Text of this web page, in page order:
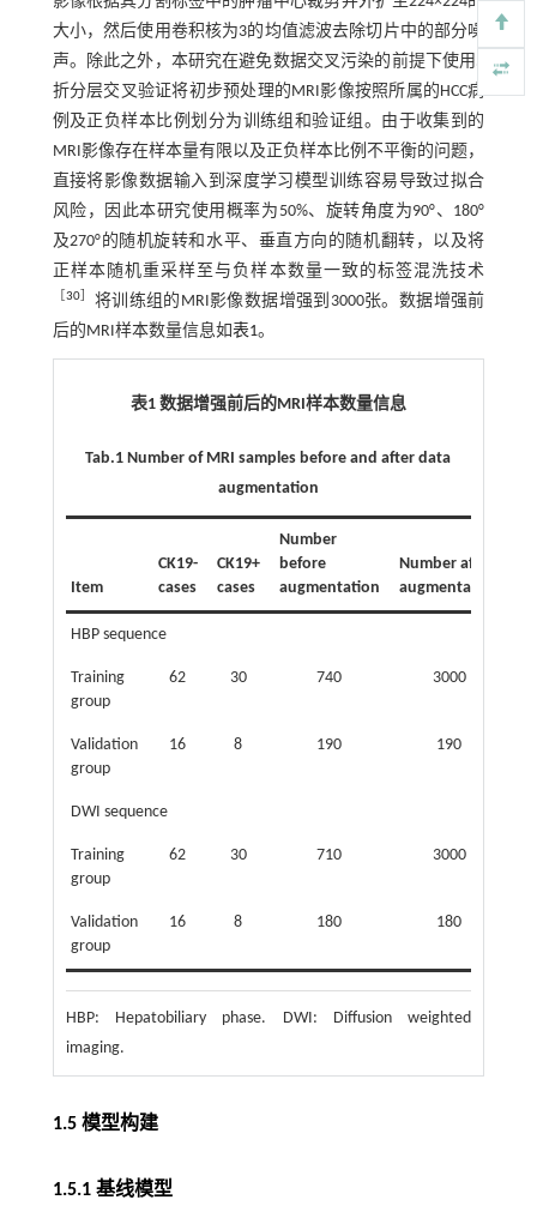
大小，然后使用卷积核为3的均值滤波去除切片中的部分噪
声。除此之外，本研究在避免数据交叉污染的前提下使用5
折分层交叉验证将初步预处理的MRI影像按照所属的HCC病
例及正负样本比例划分为训练组和验证组。由于收集到的
MRI影像存在样本量有限以及正负样本比例不平衡的问题，
直接将影像数据输入到深度学习模型训练容易导致过拟合
风险，因此本研究使用概率为50%、旋转角度为90°、180°
及270°的随机旋转和水平、垂直方向的随机翻转，以及将
正样本随机重采样至与负样本数量一致的标签混洗技术
30］ 将训练组的MRI影像数据增强到3000张。数据增强前
后的MRI样本数量信息如表1。
表1 数据增强前后的MRI样本数量信息
Tab.1 Number of MRI samples before and after data
augmentation
Item
CK19-
cases
CK19+
cases
Number
before
augmentation
Number after
augmentation
HBP sequence
Training
group
62 30 740 3000
Validation
group
16 8 190 190
DWI sequence
Training
group
62 30 710 3000
Validation
group
16 8 180 180
HBP: Hepatobiliary phase. DWI: Diffusion weighted
imaging.
1.5 模型构建
1.5.1 基线模型